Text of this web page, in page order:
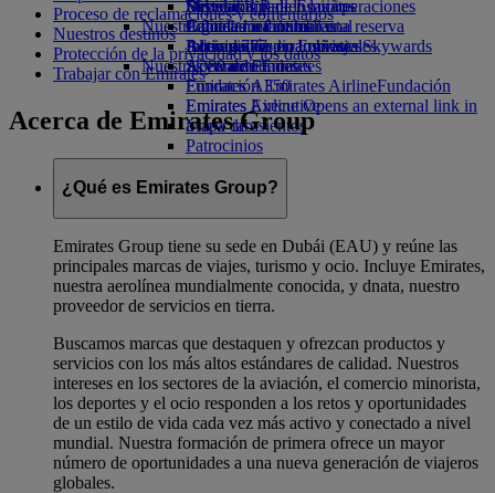
Bebidas
Nuestra flota
Boeing 777
A380 de Emirates
Emirates A350
Emirates Executive
Mapa de asientos
Diversión para los niños
Juguetes infantiles
Actividades para niños
Sostenibilidad en las operaciones
Política medioambiental
Informes medioambientales
Nuestras comunidades
Fundación Emirates AirlineFundación
Emirates Airline Opens an external link in
a new tab
Patrocinios
Skywards Rail
Calculadora de millas
Inicie sesión en Emirates Skywards
Skywards+
Móvil y app de Emirates
Cancelar o cambiar una reserva
Alteraciones en los viajes
Acerca de Emirates
Proceso de reclamaciones y comentarios
Nuestros destinos
Protección de la privacidad y los datos
Trabajar con Emirates
Acerca de Emirates Group
¿Qué es Emirates Group?
Emirates Group tiene su sede en Dubái (EAU) y reúne las
principales marcas de viajes, turismo y ocio. Incluye Emirates,
nuestra aerolínea mundialmente conocida, y dnata, nuestro
proveedor de servicios en tierra.
Buscamos marcas que destaquen y ofrezcan productos y
servicios con los más altos estándares de calidad. Nuestros
intereses en los sectores de la aviación, el comercio minorista,
los deportes y el ocio responden a los retos y oportunidades
de un estilo de vida cada vez más activo y conectado a nivel
mundial. Nuestra formación de primera ofrece un mayor
número de oportunidades a una nueva generación de viajeros
globales.